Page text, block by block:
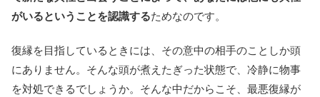
がいるということを認識するためなのです。
復縁を目指しているときには、その意中の相手のことしか頭
にありません。そんな頭が煮えたぎった状態で、冷静に物事
を対処できるでしょうか。そんな中だからこそ、最悪復縁が